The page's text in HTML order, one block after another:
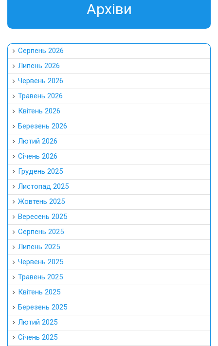
Aрхіви
Серпень 2026
Липень 2026
Червень 2026
Травень 2026
Квітень 2026
Березень 2026
Лютий 2026
Січень 2026
Грудень 2025
Листопад 2025
Жовтень 2025
Вересень 2025
Серпень 2025
Липень 2025
Червень 2025
Травень 2025
Квітень 2025
Березень 2025
Лютий 2025
Січень 2025